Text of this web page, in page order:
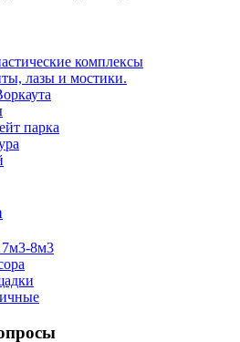
комплексы
лазы и мостики.
парка
7м3-8м3